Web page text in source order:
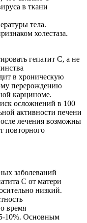
в ткани
тела.
холестаза.
гепатит С, а не
в хроническую
перерождению
карциноме.
осложнений в 100
активности печени
лечения возможны
повторного
заболеваний
С от матери
низкий.
время
5-10%. Основным